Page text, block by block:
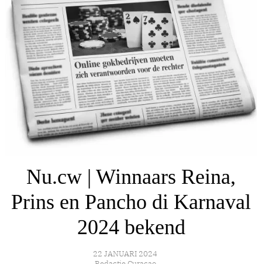
Nu.cw | Winnaars Reina,
Prins en Pancho di Karnaval
2024 bekend
22 JANUARI 2024